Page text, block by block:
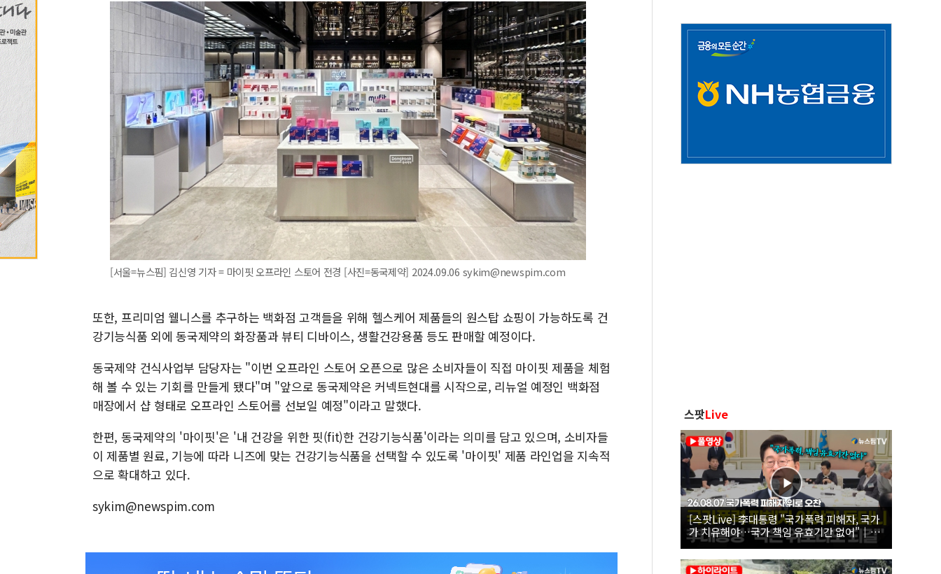
[서울=뉴스핌] 김신영 기자 = 마이핏 오프라인 스토어 전경 [사진=동국제약] 2024.09.06 sykim@newspim.com
또한, 프리미엄 웰니스를 추구하는 백화점 고객들을 위해 헬스케어 제품들의 원스탑 쇼핑이 가능하도록 건
강기능식품 외에 동국제약의 화장품과 뷰티 디바이스, 생활건강용품 등도 판매할 예정이다.
동국제약 건식사업부 담당자는 "이번 오프라인 스토어 오픈으로 많은 소비자들이 직접 마이핏 제품을 체험
해 볼 수 있는 기회를 만들게 됐다"며 "앞으로 동국제약은 커넥트현대를 시작으로, 리뉴얼 예정인 백화점
매장에서 샵 형태로 오프라인 스토어를 선보일 예정"이라고 말했다.
한편, 동국제약의 '마이핏'은 '내 건강을 위한 핏(fit)한 건강기능식품'이라는 의미를 담고 있으며, 소비자들
이 제품별 원료, 기능에 따라 니즈에 맞는 건강기능식품을 선택할 수 있도록 '마이핏' 제품 라인업을 지속적
으로 확대하고 있다.
sykim@newspim.com
스팟Live
[스팟Live] 李대통령 "국가폭력 피해자, 국가
가 치유해야…국가 책임 유효기간 없어"｜
26.08.07 국가폭력 피해자 위로 오찬